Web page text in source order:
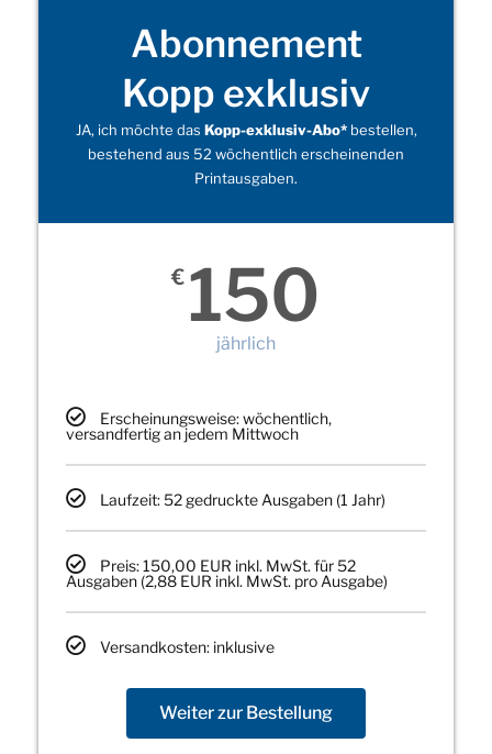
Abonnement
Kopp exklusiv
JA, ich möchte das Kopp-exklusiv-Abo*bestellen,
bestehend aus 52 wöchentlich erscheinenden
Printausgaben.
€ 150
jährlich
Erscheinungsweise: wöchentlich,
versandfertig an jedem Mittwoch
Laufzeit: 52 gedruckte Ausgaben (1 Jahr)
Preis: 150,00 EUR inkl. MwSt. für 52
Ausgaben (2,88 EUR inkl. MwSt. pro Ausgabe)
Versandkosten: inklusive
Weiter zur Bestellung